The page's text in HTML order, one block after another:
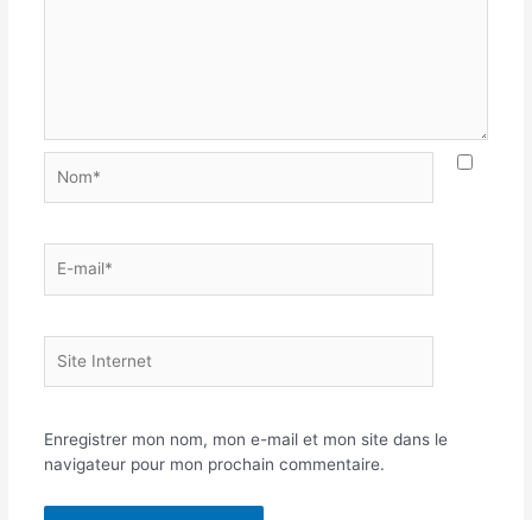
Enregistrer mon nom, mon e-mail et mon site dans le
navigateur pour mon prochain commentaire.